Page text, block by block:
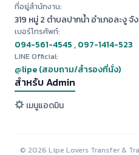
ที่อยู่สำนักงาน:
319 หมู่ 2 ตำบลปากน้ำ อำเภอละงู จั
เบอร์โทรศัพท์:
094-561-4545,097-1414-523
LINE Official:
@lipe (สอบถาม/สำรองที่นั่ง)
สำหรับ Admin
เมนูแอดมิน
© 2026 Lipe Lovers Transfer &